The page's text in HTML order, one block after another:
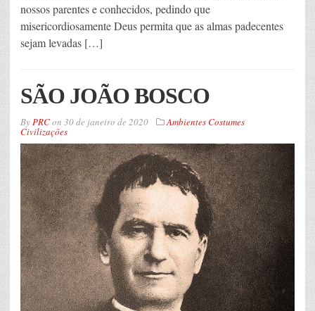
nossos parentes e conhecidos, pedindo que
misericordiosamente Deus permita que as almas padecentes
sejam levadas […]
SÃO JOÃO BOSCO
ByPRCon 30 de janeiro de 2020 Ambientes Costumes
Civilizações